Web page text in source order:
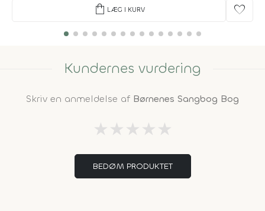
shopping_bag LÆG I KURV favorite
Kundernes vurdering
Skriv en anmeldelse af Børnenes Sangbog Bog
★ ★ ★ ★ ★
BEDØM PRODUKTET